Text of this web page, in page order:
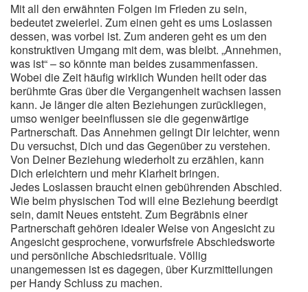
Mit all den erwähnten Folgen im Frieden zu sein,
bedeutet zweierlei. Zum einen geht es ums Loslassen
dessen, was vorbei ist. Zum anderen geht es um den
konstruktiven Umgang mit dem, was bleibt. „Annehmen,
was ist“ – so könnte man beides zusammenfassen.
Wobei die Zeit häufig wirklich Wunden heilt oder das
berühmte Gras über die Vergangenheit wachsen lassen
kann. Je länger die alten Beziehungen zurückliegen,
umso weniger beeinflussen sie die gegenwärtige
Partnerschaft. Das Annehmen gelingt Dir leichter, wenn
Du versuchst, Dich und das Gegenüber zu verstehen.
Von Deiner Beziehung wiederholt zu erzählen, kann
Dich erleichtern und mehr Klarheit bringen.
Jedes Loslassen braucht einen gebührenden Abschied.
Wie beim physischen Tod will eine Beziehung beerdigt
sein, damit Neues entsteht. Zum Begräbnis einer
Partnerschaft gehören idealer Weise von Angesicht zu
Angesicht gesprochene, vorwurfsfreie Abschiedsworte
und persönliche Abschiedsrituale. Völlig
unangemessen ist es dagegen, über Kurzmitteilungen
per Handy Schluss zu machen.